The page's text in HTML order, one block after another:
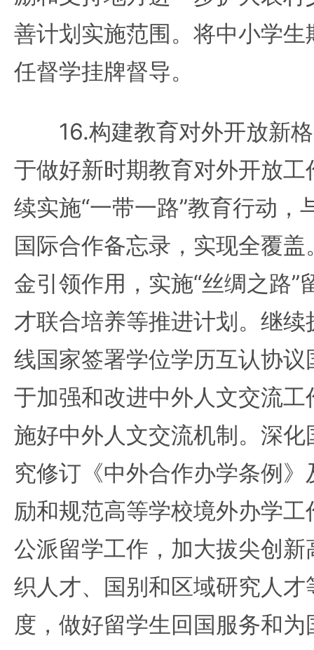
善计划实施范围。将中小学
任督学挂牌督导。
16.构建教育对外开放新格
于做好新时期教育对外开放
续实施“一带一路”教育行动，
国际合作备忘录，实现全覆
金引领作用，实施“丝绸之路”
才联合培养等推进计划。继续
线国家签署学位学历互认协
于加强和改进中外人文交流
施好中外人文交流机制。深
究修订《中外合作办学条例
励和规范高等学校境外办学
公派留学工作，加大拔尖创
织人才、国别和区域研究人
度，做好留学生回国服务和